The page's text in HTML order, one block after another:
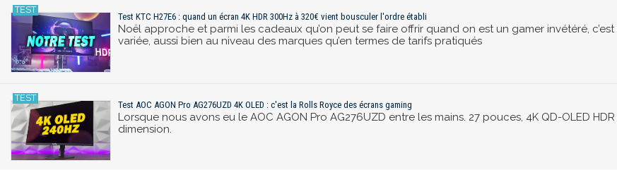
Test KTC H27E6 : quand un écran 4K HDR 300Hz à 320€ vient bousculer l'ordre établi
Noël approche et parmi les cadeaux qu’on peut se faire offrir quand on est un gamer invétéré,
variée, aussi bien au niveau des marques qu’en termes de tarifs pratiqués
Test AOC AGON Pro AG276UZD 4K OLED : c'est la Rolls Royce des écrans gaming
Lorsque nous avons eu le AOC AGON Pro AG276UZD entre les mains. 27 pouces, 4K QD-OLED
dimension.